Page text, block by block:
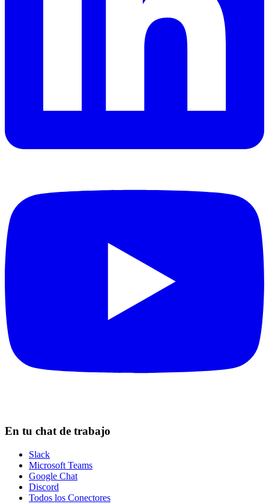
En tu chat de trabajo
Slack
Microsoft Teams
Google Chat
Discord
Todos los Conectores